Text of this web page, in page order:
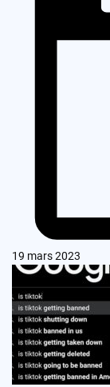
19 mars 2023